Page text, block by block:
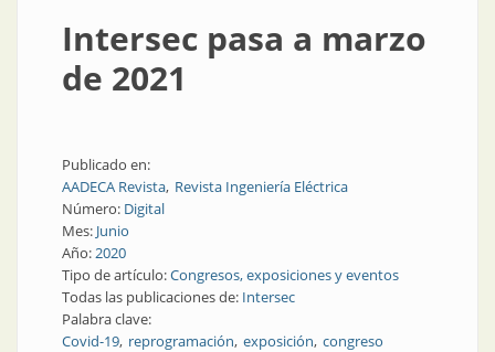
Intersec pasa a marzo
de 2021
Publicado en:
AADECA Revista Revista Ingeniería Eléctrica
Número: Digital
Mes: Junio
Año:2020
Tipo de artículo:Congresos, exposiciones y eventos
Todas las publicaciones de: Intersec
Palabra clave:
Covid-19 reprogramación exposición congreso